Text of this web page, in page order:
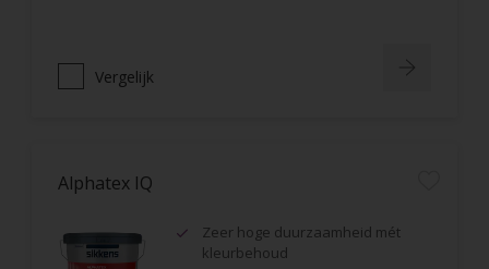
Vergelijk
Alphatex IQ
Zeer hoge duurzaamheid mét
kleurbehoud